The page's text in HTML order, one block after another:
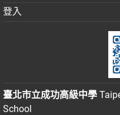
登入
臺北市立成功高級中學
School